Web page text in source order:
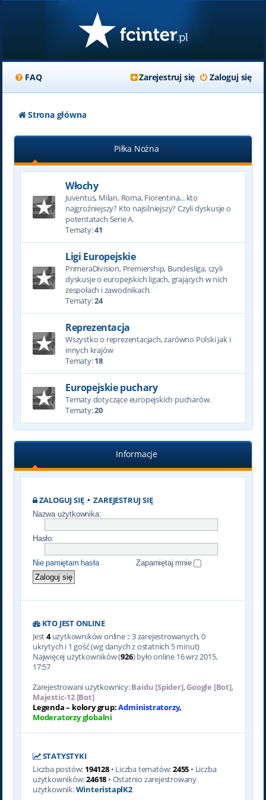
FAQ Zaloguj się
Zarejestruj się
Strona główna
Piłka Nożna
Włochy
Juventus, Milan, Roma, Fiorentina... kto
najgroźniejszy? Kto najsilniejszy? Czyli dyskusje o
potentatach Serie A.
Tematy:41
Ligi Europejskie
PrimeraDivision, Premiership, Bundesliga, czyli
dyskusje o europejskich ligach, grających w nich
zespołach i zawodnikach.
Tematy:24
Reprezentacja
Wszystko o reprezentacjach, zarówno Polski jak i
innych krajów
Tematy:18
Europejskie puchary
Tematy dotyczące europejskich pucharów.
Tematy:20
Informacje
ZALOGUJ SIĘ•ZAREJESTRUJ SIĘ
Nazwa użytkownika:
Hasło:
Nie pamiętam hasła Zapamiętaj mnie
KTO JEST ONLINE
Jest4użytkowników online :: 3 zarejestrowanych, 0
ukrytych i 1 gość (wg danych z ostatnich 5 minut)
Najwięcej użytkowników (926) było online 16 wrz 2015,
17:57
Zarejestrowani użytkownicy:Baidu [Spider],Google [Bot],
Majestic-12 [Bot]
Legenda – kolory grup:Administratorzy,
Moderatorzy globalni
STATYSTYKI
Liczba postów: 194128• Liczba tematów:2455 • Liczba
użytkowników:24618 • Ostatnio zarejestrowany
użytkownik:WinteristaplK2